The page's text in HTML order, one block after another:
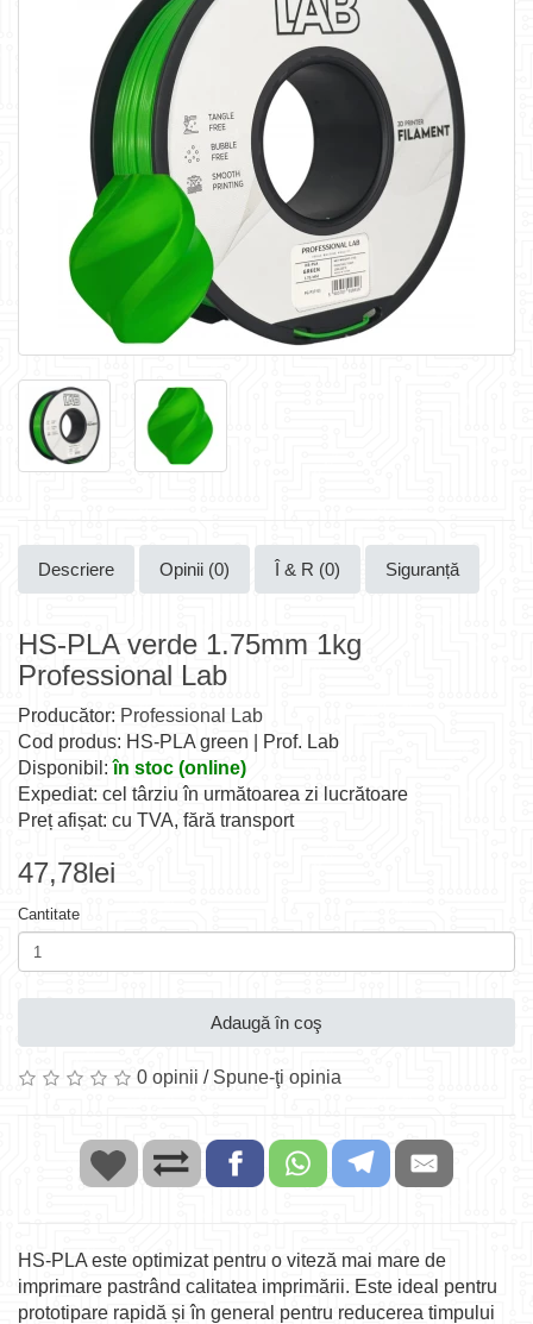
Descriere Opinii (0) Î & R (0) Siguranță
HS-PLA verde 1.75mm 1kg
Professional Lab
Producător: Professional Lab
Cod produs: HS-PLA green | Prof. Lab
Disponibil:în stoc (online)
Expediat: cel târziu în următoarea zi lucrătoare
Preț afișat: cu TVA, fără transport
47,78lei
Cantitate
Adaugă în coş
0 opinii / Spune-ţi opinia
HS-PLA este optimizat pentru o viteză mai mare de
imprimare pastrând calitatea imprimării. Este ideal pentru
prototipare rapidă și în general pentru reducerea timpului